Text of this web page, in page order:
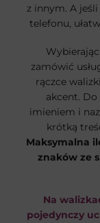
z innym. A
telefonu,
zamówić
rączce
akcent. Do
imieniem i
krótką
Maksymalna
znaków ze
Na
pojedynczy